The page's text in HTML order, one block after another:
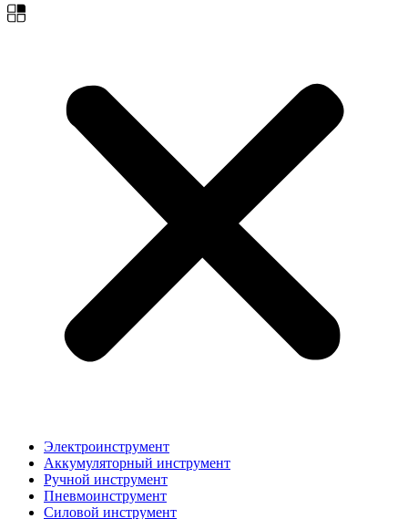
Электроинструмент
Аккумуляторный инструмент
Ручной инструмент
Пневмоинструмент
Силовой инструмент